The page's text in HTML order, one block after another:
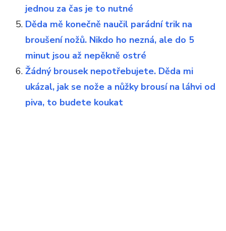
jednou za čas je to nutné
Děda mě konečně naučil parádní trik na
broušení nožů. Nikdo ho nezná, ale do 5
minut jsou až nepěkně ostré
Žádný brousek nepotřebujete. Děda mi
ukázal, jak se nože a nůžky brousí na láhvi od
piva, to budete koukat